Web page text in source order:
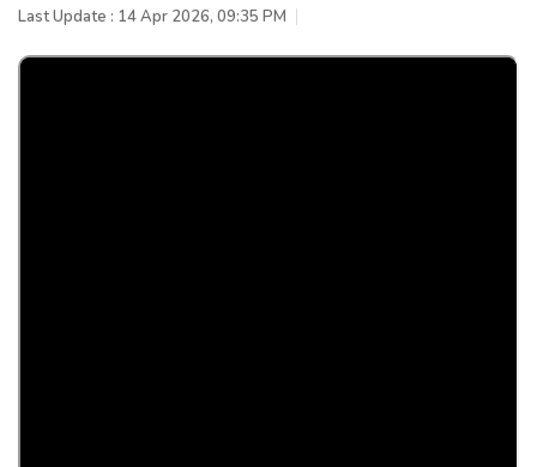
Last Update : 14 Apr 2026, 09:35 PM